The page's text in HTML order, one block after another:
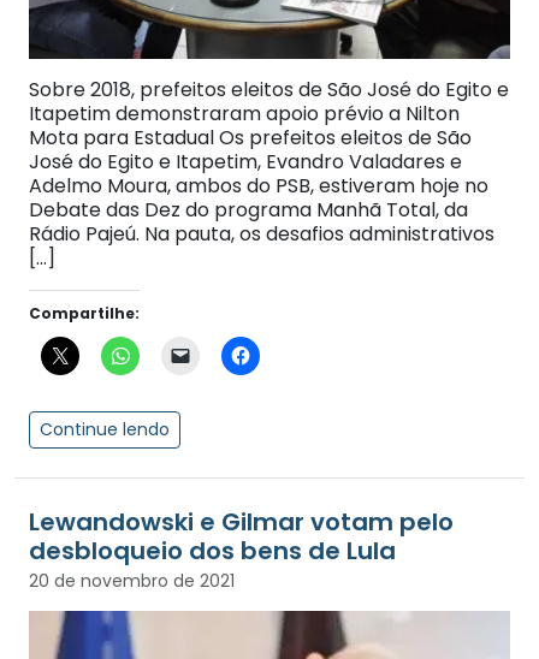
Sobre 2018, prefeitos eleitos de São José do Egito e
Itapetim demonstraram apoio prévio a Nilton
Mota para Estadual Os prefeitos eleitos de São
José do Egito e Itapetim, Evandro Valadares e
Adelmo Moura, ambos do PSB, estiveram hoje no
Debate das Dez do programa Manhã Total, da
Rádio Pajeú. Na pauta, os desafios administrativos
[…]
Compartilhe:
Continue lendo
Lewandowski e Gilmar votam pelo
desbloqueio dos bens de Lula
20 de novembro de 2021